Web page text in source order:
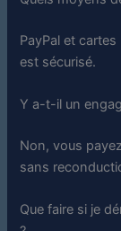
PayPal et
est sécurisé.
Y a-t-il un
Non, vous
sans
Que faire si je